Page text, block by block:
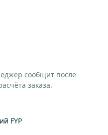
сообщит после
заказа.
FYP